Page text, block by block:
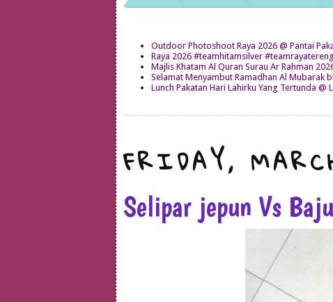
Outdoor Photoshoot Raya 2026 @ Pantai
Raya 2026 #teamhitamsilver
Majlis Khatam Al Quran Surau Ar Rahman
Selamat Menyambut Ramadhan Al Mubarak
Lunch Pakatan Hari Lahirku Yang Tertunda @
FRIDAY,
Selipar jepun Vs